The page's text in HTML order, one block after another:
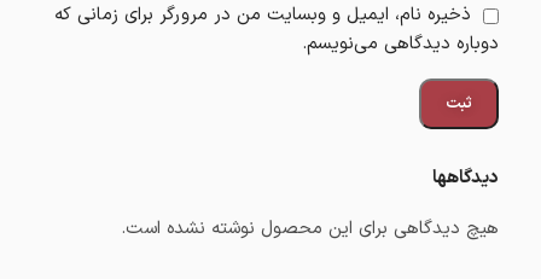
دیدگاهها
هیچ دیدگاهی برای این محصول نوشته نشده است.
ذخیره نام، ایمیل و وبسایت من در مرورگر برای زمانی که
دوباره دیدگاهی می‌نویسم.